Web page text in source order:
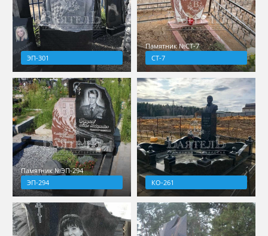
ЭП-301
Памятник №СТ-7
СТ-7
Памятник №ЭП-294
ЭП-294
КО-261